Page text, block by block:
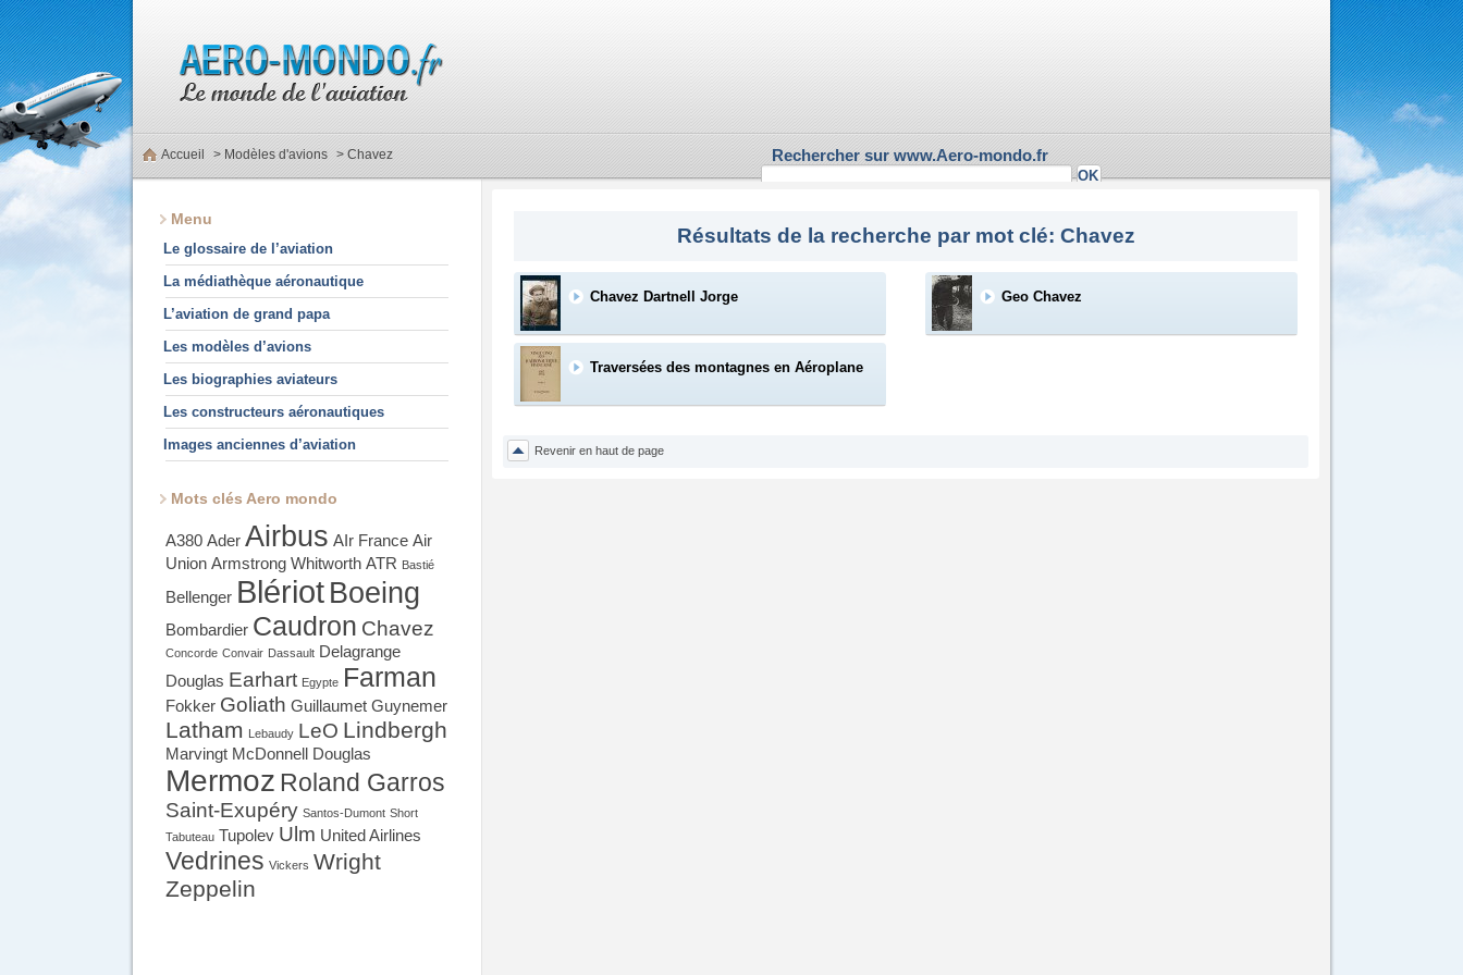
Accueil > Modèles d'avions > Chavez Rechercher sur www.Aero-mondo.fr
Menu
Le glossaire de l’aviation
La médiathèque aéronautique
L’aviation de grand papa
Les modèles d’avions
Les biographies aviateurs
Les constructeurs aéronautiques
Images anciennes d’aviation
Mots clés Aero mondo
A380 Ader Airbus AIr France Air
Union Armstrong Whitworth ATR Bastié
Bellenger Blériot Boeing
Bombardier Caudron Chavez
Concorde Convair Dassault Delagrange
Douglas Earhart Egypte Farman
Fokker Goliath Guillaumet Guynemer
Latham Lebaudy LeO Lindbergh
Marvingt McDonnell Douglas
Mermoz Roland Garros
Saint-Exupéry Santos-Dumont Short
Tabuteau Tupolev Ulm United Airlines
Vedrines Vickers Wright
Zeppelin
Résultats de la recherche par mot clé: Chavez
Chavez Dartnell Jorge Geo Chavez
Traversées des montagnes en Aéroplane
Revenir en haut de page